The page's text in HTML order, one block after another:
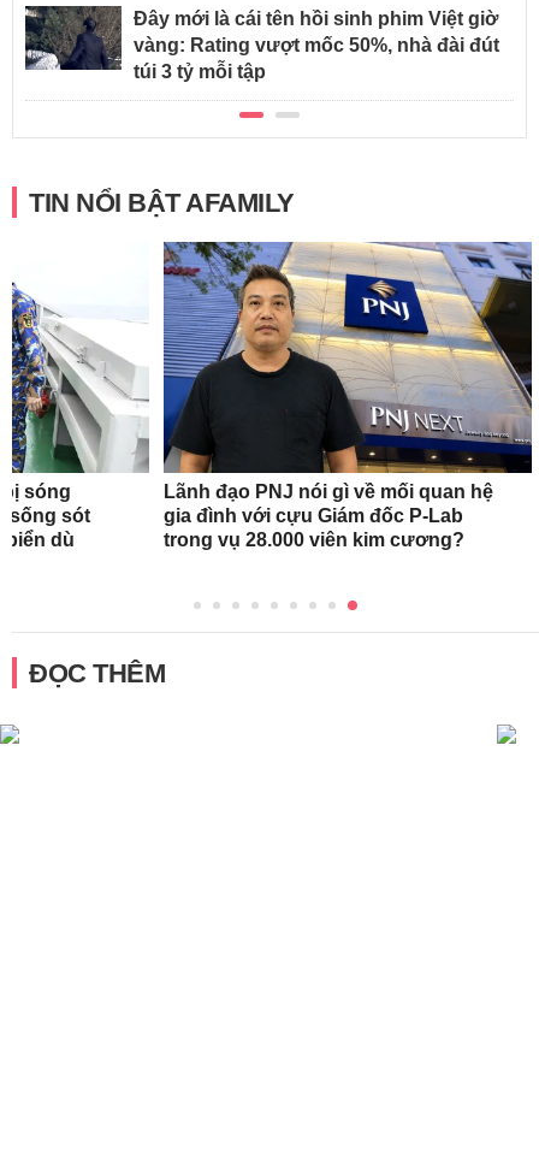
Đây mới là cái tên hồi sinh phim Việt giờ
vàng: Rating vượt mốc 50%, nhà đài đút
túi 3 tỷ mỗi tập
TIN NỔI BẬT AFAMILY
sóng
sống sót
biển dù
Lãnh đạo PNJ nói gì về mối quan hệ
gia đình với cựu Giám đốc P-Lab
trong vụ 28.000 viên kim cương?
ĐỌC THÊM